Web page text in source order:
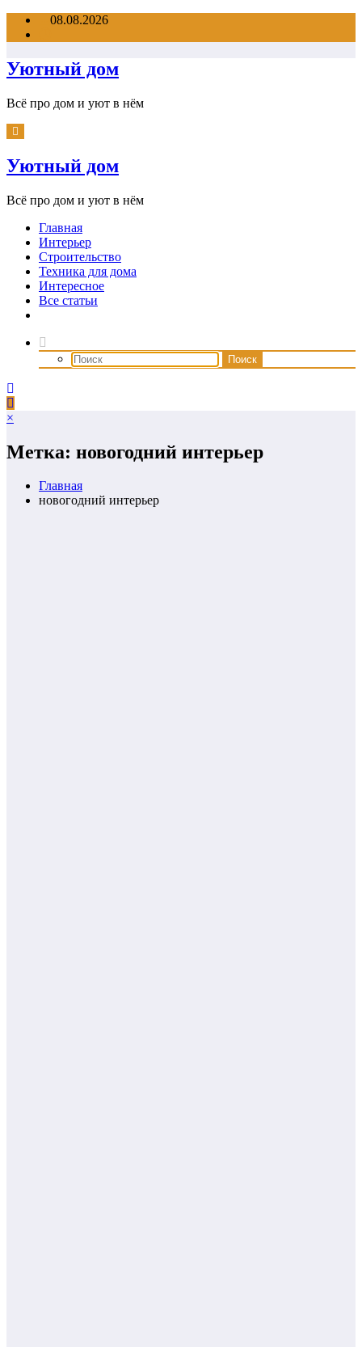
Перейти08.08.2026
Уютный дом
Всё про дом и уют в нём
Уютный дом
Всё про дом и уют в нём
Главная
Интерьер
Строительство
Техника для дома
Интересное
Все статьи
×
Метка: новогодний интерьер
Главная
новогодний интерьер